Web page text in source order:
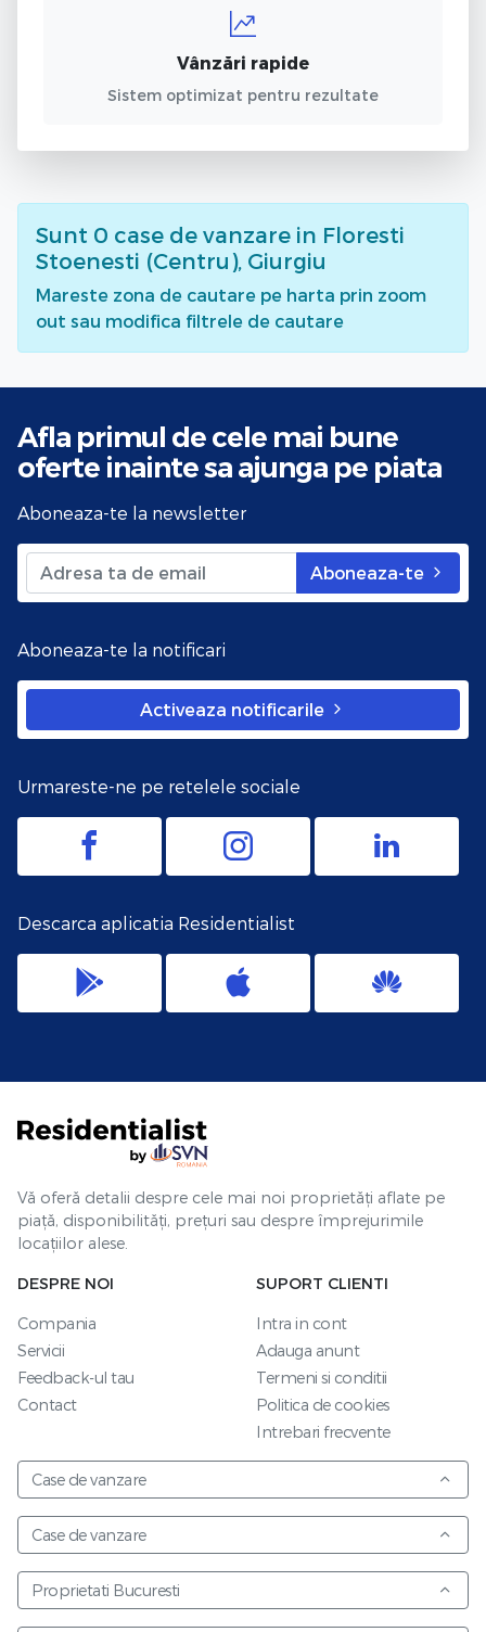
Vânzări rapide
Sistem optimizat pentru rezultate
Sunt 0 case de vanzare in Floresti
Stoenesti (Centru), Giurgiu
Mareste zona de cautare pe harta prin zoom
out sau modifica filtrele de cautare
Afla primul de cele mai bune
oferte inainte sa ajunga pe piata
Aboneaza-te la newsletter
Aboneaza-te
Aboneaza-te la notificari
Activeaza notificarile
Urmareste-ne pe retelele sociale
Descarca aplicatia Residentialist
Vă oferă detalii despre cele mai noi proprietăți aflate pe
piață, disponibilități, prețuri sau despre împrejurimile
locațiilor alese.
DESPRE NOI
Compania
Servicii
Feedback-ul tau
Contact
SUPORT CLIENTI
Intra in cont
Adauga anunt
Termeni si conditii
Politica de cookies
Intrebari frecvente
Case de vanzare
Case de vanzare
Proprietati Bucuresti